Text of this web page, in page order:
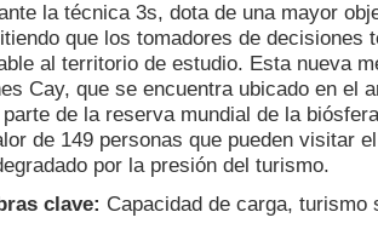
la técnica 3s, dota de una mayor
que los tomadores de decisiones
al territorio de estudio. Esta nueva
Cay, que se encuentra ubicado en el
de la reserva mundial de la
de 149 personas que pueden visitar
por la presión del turismo.
clave: Capacidad de carga,